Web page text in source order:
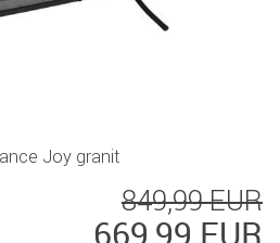
Joy granit
849,99 EUR